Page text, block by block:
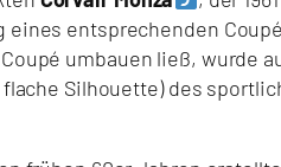
eines entsprechenden
umbauen ließ, wurde
Silhouette) des